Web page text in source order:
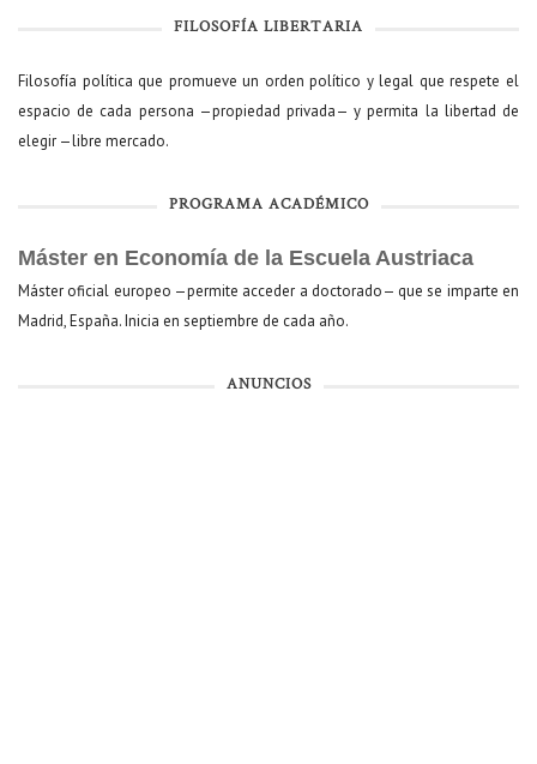
FILOSOFÍA LIBERTARIA
Filosofía política que promueve un orden político y legal que respete el
espacio de cada persona —propiedad privada— y permita la libertad de
elegir —libre mercado.
PROGRAMA ACADÉMICO
Máster en Economía de la Escuela Austriaca
Máster oficial europeo —permite acceder a doctorado— que se imparte en
Madrid, España. Inicia en septiembre de cada año.
ANUNCIOS